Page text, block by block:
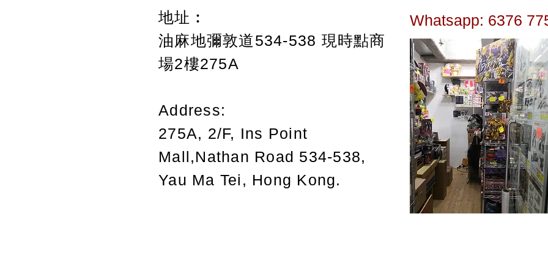
地址︰
油麻地彌敦道534-538 現時點商
場2樓275A
Address:
275A, 2/F, Ins Point
Mall,Nathan Road 534-538,
Yau Ma Tei, Hong Kong.
Whatsapp: 6376